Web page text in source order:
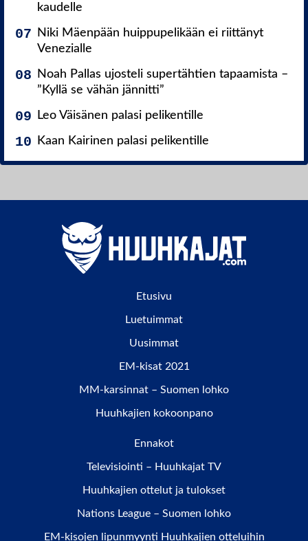
kaudelle
Niki Mäenpään huippupelikään ei riittänyt
Venezialle
Noah Pallas ujosteli supertähtien tapaamista –
”Kyllä se vähän jännitti”
Leo Väisänen palasi pelikentille
Kaan Kairinen palasi pelikentille
Etusivu
Luetuimmat
Uusimmat
EM-kisat 2021
MM-karsinnat – Suomen lohko
Huuhkajien kokoonpano
Ennakot
Televisiointi – Huuhkajat TV
Huuhkajien ottelut ja tulokset
Nations League – Suomen lohko
EM-kisojen lipunmyynti Huuhkajien otteluihin